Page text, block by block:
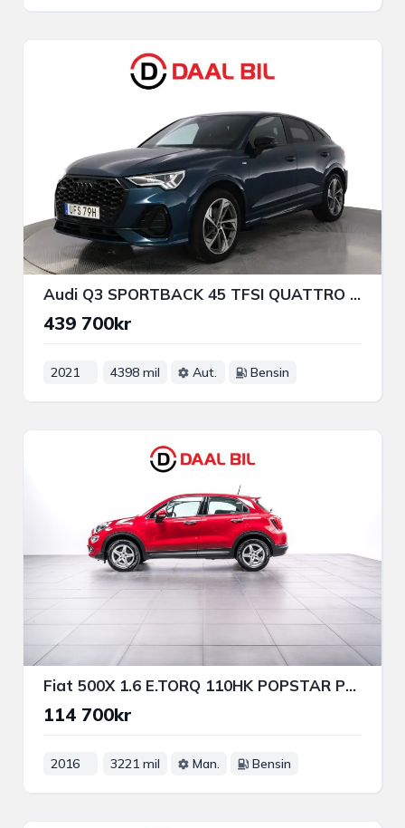
Audi Q3 SPORTBACK 45 TFSI QUATTRO 245HK S-LINE PVÄRM B&O B-KAM
439 700kr
2021 4398 mil Aut. Bensin
Fiat 500X 1.6 E.TORQ 110HK POPSTAR P-SENS RATTVÄRM BT
114 700kr
2016 3221 mil Man. Bensin